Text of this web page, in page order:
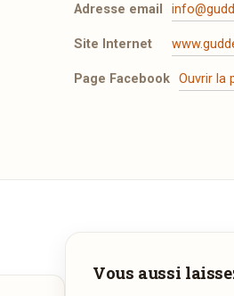
Adresse email
Site Internet
Page Facebook Ouvrir la
Adresse email de
être livré ?
Vous aussi